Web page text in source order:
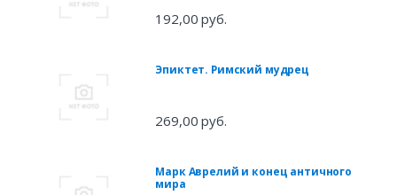
192,00 руб.
Эпиктет. Римский мудрец
269,00 руб.
Марк Аврелий и конец античного
мира